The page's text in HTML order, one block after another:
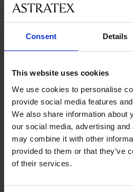
Consent Details
This website uses cookies
We use cookies to personalise
provide social media features
We also share information about
our social media, advertising
may combine it with other
provided to them or that they’ve
of their services.